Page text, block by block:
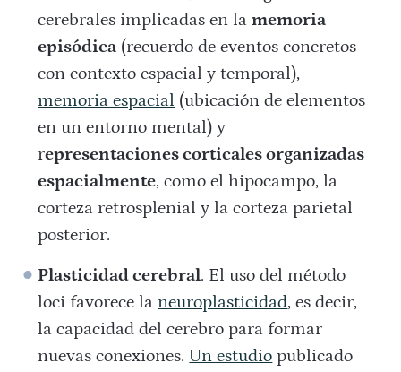
cerebrales implicadas en la memoria
episódica (recuerdo de eventos concretos
con contexto espacial y temporal),
memoria espacial (ubicación de elementos
en un entorno mental) y
representaciones corticales organizadas
espacialmente, como el hipocampo, la
corteza retrosplenial y la corteza parietal
posterior.
Plasticidad cerebral. El uso del método
loci favorece la neuroplasticidad, es decir,
la capacidad del cerebro para formar
nuevas conexiones. Un estudio publicado